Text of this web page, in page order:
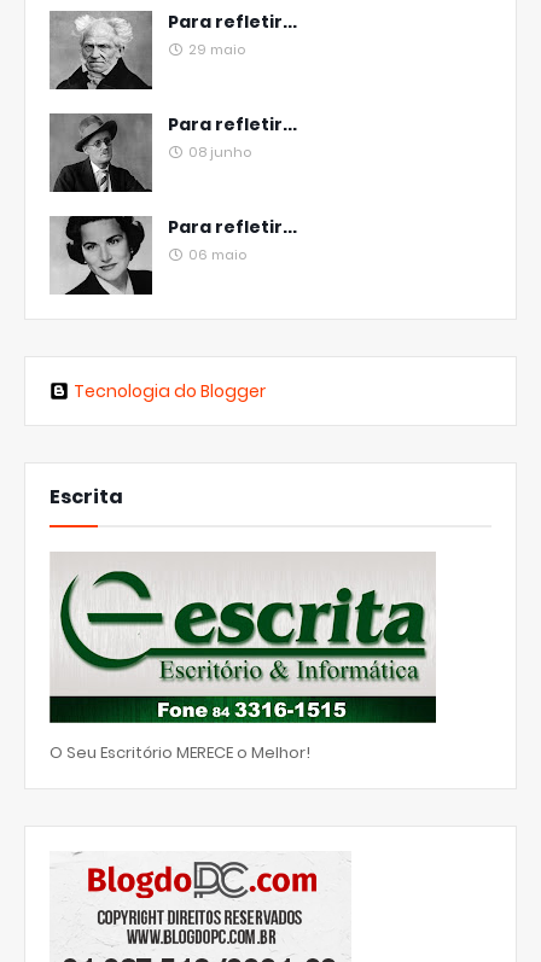
Para refletir...
29 maio
Para refletir...
08 junho
Para refletir...
06 maio
Tecnologia do Blogger
Escrita
O Seu Escritório MERECE o Melhor!